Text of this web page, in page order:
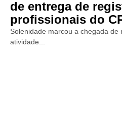
de entrega de
profissionais do
Solenidade marcou a chegada de
atividade...